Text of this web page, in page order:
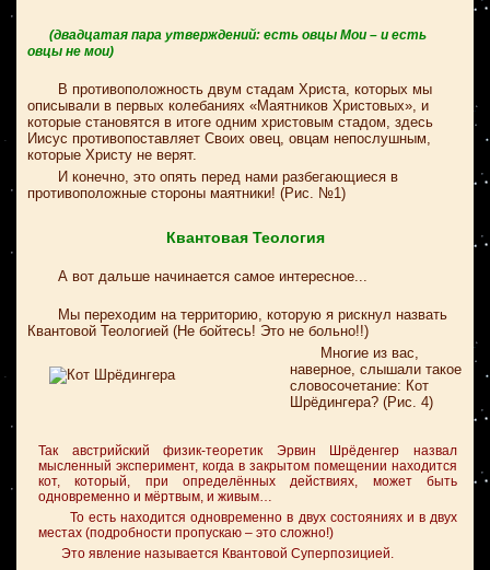
(двадцатая пара утверждений: есть овцы Мои – и есть
овцы не мои)
В противоположность двум стадам Христа, которых мы
описывали в первых колебаниях «Маятников Христовых», и
которые становятся в итоге одним христовым стадом, здесь
Иисус противопоставляет Своих овец, овцам непослушным,
которые Христу не верят.
И конечно, это опять перед нами разбегающиеся в
противоположные стороны маятники! (Рис. №1)
Квантовая Теология
А вот дальше начинается самое интересное...
Мы переходим на территорию, которую я рискнул назвать
Квантовой Теологией (Не бойтесь! Это не больно!!)
Многие из вас,
наверное, слышали такое
словосочетание: Кот
Шрёдингера? (Рис. 4)
Так австрийский физик-теоретик Эрвин Шрёденгер назвал
мысленный эксперимент, когда в закрытом помещении находится
кот, который, при определённых действиях, может быть
одновременно и мёртвым, и живым…
То есть находится одновременно в двух состояниях и в двух
местах (подробности пропускаю – это сложно!)
Это явление называется Квантовой Суперпозицией.